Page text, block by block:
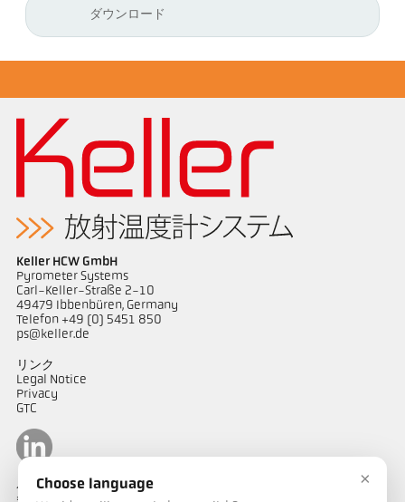
ダウンロード
Keller HCW GmbH
Pyrometer Systems
Carl-Keller-Straße 2-10
49479 Ibbenbüren, Germany
Telefon +49 (0) 5451 850
ps@keller.de
リンク
Legal Notice
Privacy
GTC
ケラーパイロメータージャパン
×
Choose language